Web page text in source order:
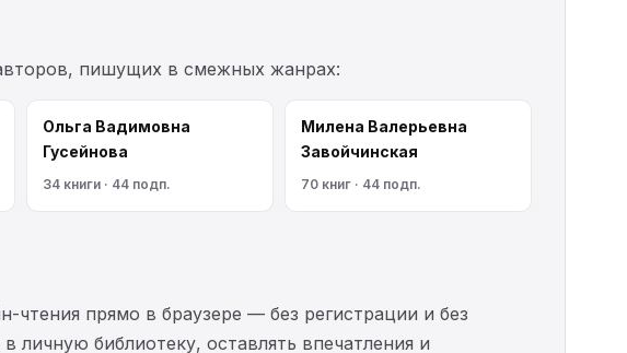
пишущих в смежных жанрах:
Ольга Вадимовна
Гусейнова
34 книги · 44 подп.
Милена Валерьевна
Завойчинская
70 книг · 44 подп.
чтения прямо в браузере — без регистрации и без
личную библиотеку, оставлять впечатления и